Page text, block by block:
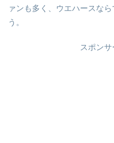
ァンも多く、ウエハースな
う。
スポンサ